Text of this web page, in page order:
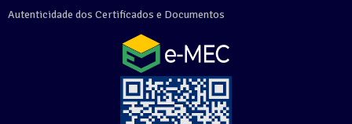
Autenticidade dos Certificados e Documentos